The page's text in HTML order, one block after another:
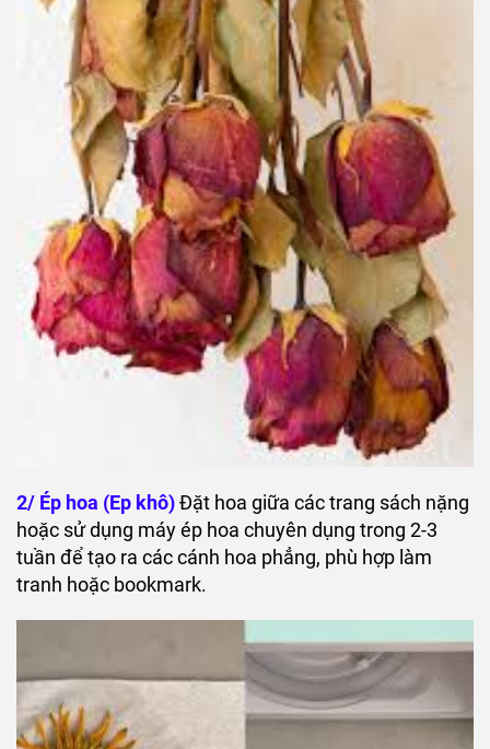
2/ Ép hoa (Ep khô)Đặt hoa giữa các trang sách nặng
hoặc sử dụng máy ép hoa chuyên dụng trong 2-3
tuần để tạo ra các cánh hoa phẳng, phù hợp làm
tranh hoặc bookmark.